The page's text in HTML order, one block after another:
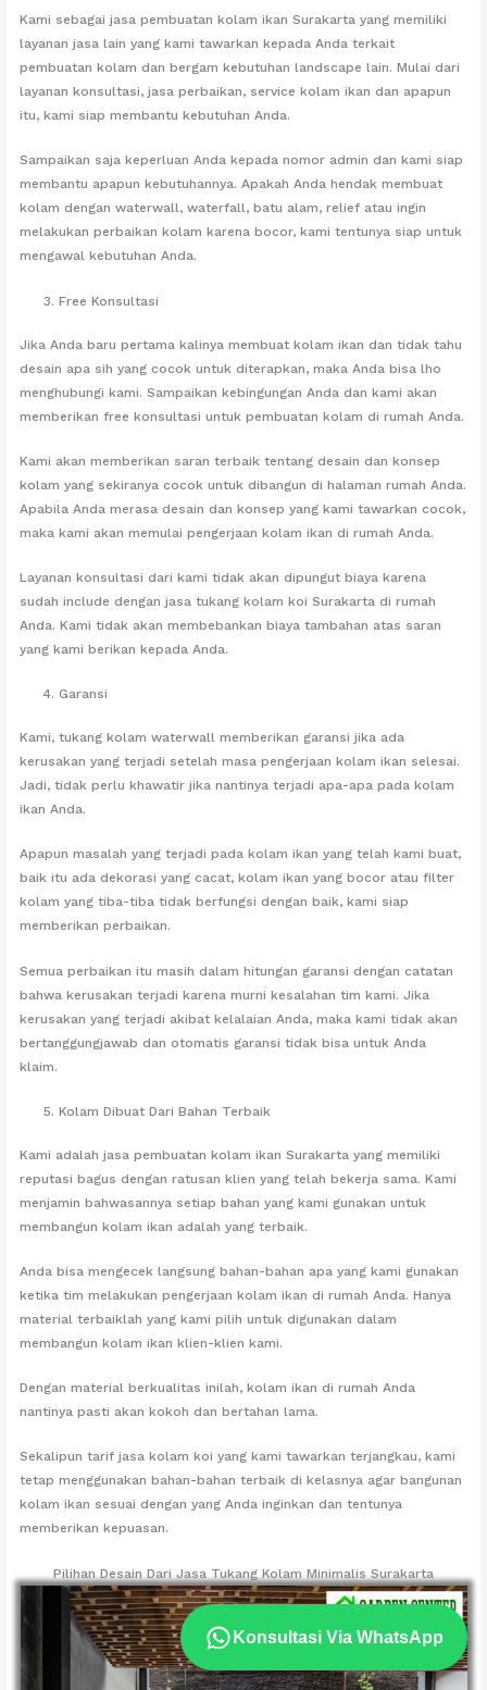
Kami sebagai jasa pembuatan kolam ikan Surakarta yang memiliki
layanan jasa lain yang kami tawarkan kepada Anda terkait
pembuatan kolam dan bergam kebutuhan landscape lain. Mulai dari
layanan konsultasi, jasa perbaikan, service kolam ikan dan apapun
itu, kami siap membantu kebutuhan Anda.
Sampaikan saja keperluan Anda kepada nomor admin dan kami siap
membantu apapun kebutuhannya. Apakah Anda hendak membuat
kolam dengan waterwall, waterfall, batu alam, relief atau ingin
melakukan perbaikan kolam karena bocor, kami tentunya siap untuk
mengawal kebutuhan Anda.
Free Konsultasi
Jika Anda baru pertama kalinya membuat kolam ikan dan tidak tahu
desain apa sih yang cocok untuk diterapkan, maka Anda bisa lho
menghubungi kami. Sampaikan kebingungan Anda dan kami akan
memberikan free konsultasi untuk pembuatan kolam di rumah Anda.
Kami akan memberikan saran terbaik tentang desain dan konsep
kolam yang sekiranya cocok untuk dibangun di halaman rumah Anda.
Apabila Anda merasa desain dan konsep yang kami tawarkan cocok,
maka kami akan memulai pengerjaan kolam ikan di rumah Anda.
Layanan konsultasi dari kami tidak akan dipungut biaya karena
sudah include dengan jasa tukang kolam koi Surakarta di rumah
Anda. Kami tidak akan membebankan biaya tambahan atas saran
yang kami berikan kepada Anda.
Garansi
Kami, tukang kolam waterwall memberikan garansi jika ada
kerusakan yang terjadi setelah masa pengerjaan kolam ikan selesai.
Jadi, tidak perlu khawatir jika nantinya terjadi apa-apa pada kolam
ikan Anda.
Apapun masalah yang terjadi pada kolam ikan yang telah kami buat,
baik itu ada dekorasi yang cacat, kolam ikan yang bocor atau filter
kolam yang tiba-tiba tidak berfungsi dengan baik, kami siap
memberikan perbaikan.
Semua perbaikan itu masih dalam hitungan garansi dengan catatan
bahwa kerusakan terjadi karena murni kesalahan tim kami. Jika
kerusakan yang terjadi akibat kelalaian Anda, maka kami tidak akan
bertanggungjawab dan otomatis garansi tidak bisa untuk Anda
klaim.
Kolam Dibuat Dari Bahan Terbaik
Kami adalah jasa pembuatan kolam ikan Surakarta yang memiliki
reputasi bagus dengan ratusan klien yang telah bekerja sama. Kami
menjamin bahwasannya setiap bahan yang kami gunakan untuk
membangun kolam ikan adalah yang terbaik.
Anda bisa mengecek langsung bahan-bahan apa yang kami gunakan
ketika tim melakukan pengerjaan kolam ikan di rumah Anda. Hanya
material terbaiklah yang kami pilih untuk digunakan dalam
membangun kolam ikan klien-klien kami.
Dengan material berkualitas inilah, kolam ikan di rumah Anda
nantinya pasti akan kokoh dan bertahan lama.
Sekalipun tarif jasa kolam koi yang kami tawarkan terjangkau, kami
tetap menggunakan bahan-bahan terbaik di kelasnya agar bangunan
kolam ikan sesuai dengan yang Anda inginkan dan tentunya
memberikan kepuasan.
Pilihan Desain Dari Jasa Tukang Kolam Minimalis Surakarta
Konsultasi Via WhatsApp